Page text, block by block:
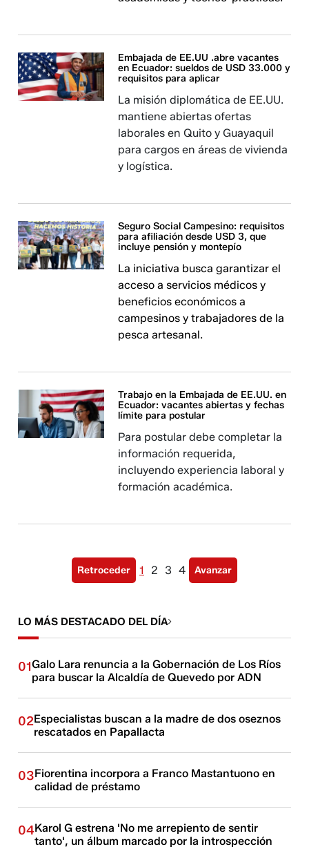
Embajada de EE.UU .abre vacantes
en Ecuador: sueldos de USD 33.000 y
requisitos para aplicar
La misión diplomática de EE.UU.
mantiene abiertas ofertas
laborales en Quito y Guayaquil
para cargos en áreas de vivienda
y logística.
Seguro Social Campesino: requisitos
para afiliación desde USD 3, que
incluye pensión y montepío
La iniciativa busca garantizar el
acceso a servicios médicos y
beneficios económicos a
campesinos y trabajadores de la
pesca artesanal.
Trabajo en la Embajada de EE.UU. en
Ecuador: vacantes abiertas y fechas
límite para postular
Para postular debe completar la
información requerida,
incluyendo experiencia laboral y
formación académica.
Retroceder 1 2 3 4 Avanzar
LO MÁS DESTACADO DEL DÍA
01Galo Lara renuncia a la Gobernación de Los Ríos
para buscar la Alcaldía de Quevedo por ADN
02Especialistas buscan a la madre de dos oseznos
rescatados en Papallacta
03Fiorentina incorpora a Franco Mastantuono en
calidad de préstamo
04Karol G estrena 'No me arrepiento de sentir
tanto', un álbum marcado por la introspección